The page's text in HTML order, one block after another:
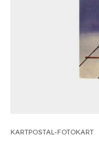
KARTPOSTAL-FOTOKART